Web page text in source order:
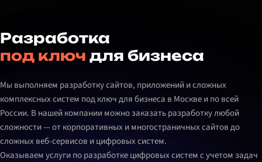
Разработка
под ключ для бизнеса
Мы выполняем разработку сайтов, приложений и сложных
комплексных систем под ключ для бизнеса в Москве и по всей
России. В нашей компании можно заказать разработку любой
сложности — от корпоративных и многостраничных сайтов до
сложных веб-сервисов и цифровых систем.
Оказываем услуги по разработке цифровых систем с учетом задач